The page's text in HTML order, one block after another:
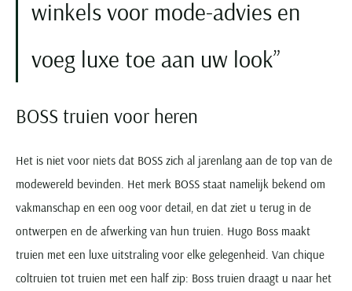
winkels voor mode-advies en
voeg luxe toe aan uw look
BOSS truien voor heren
Het is niet voor niets dat BOSS zich al jarenlang aan de top van de
modewereld bevinden. Het merk BOSS staat namelijk bekend om
vakmanschap en een oog voor detail, en dat ziet u terug in de
ontwerpen en de afwerking van hun truien. Hugo Boss maakt
truien met een luxe uitstraling voor elke gelegenheid. Van chique
coltruien tot truien met een half zip: Boss truien draagt u naar het